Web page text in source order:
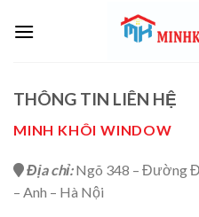
THÔNG TIN LIÊN HỆ
MINH KHÔI WINDOW
Địa chỉ: Ngõ 348 – Đường
– Anh – Hà Nội